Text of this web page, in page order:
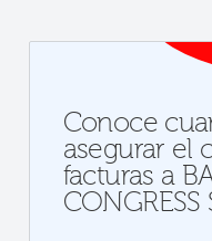
Conoce
asegurar el
facturas a
CONGRESS